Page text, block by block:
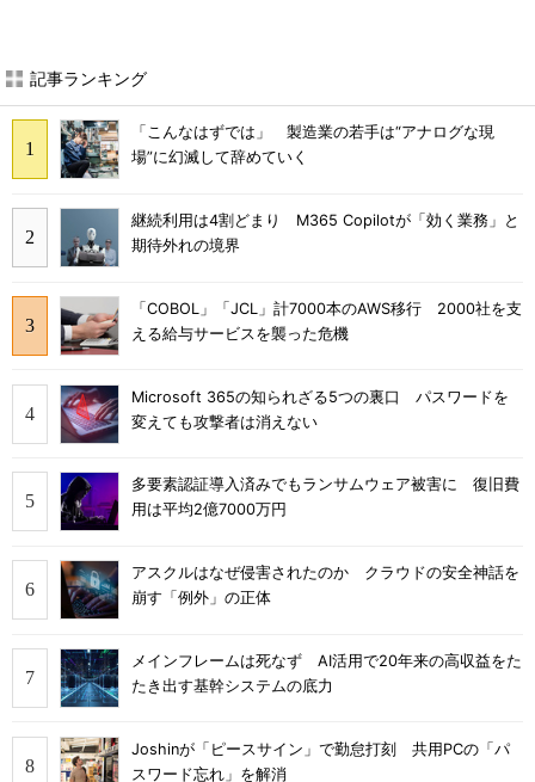
記事ランキング
「こんなはずでは」 製造業の若手は“アナログな現
場”に幻滅して辞めていく
継続利用は4割どまり M365 Copilotが「効く業務」と
期待外れの境界
「COBOL」「JCL」計7000本のAWS移行 2000社を支
える給与サービスを襲った危機
Microsoft 365の知られざる5つの裏口 パスワードを
変えても攻撃者は消えない
多要素認証導入済みでもランサムウェア被害に 復旧費
用は平均2億7000万円
アスクルはなぜ侵害されたのか クラウドの安全神話を
崩す「例外」の正体
メインフレームは死なず AI活用で20年来の高収益をた
たき出す基幹システムの底力
Joshinが「ピースサイン」で勤怠打刻 共用PCの「パ
スワード忘れ」を解消